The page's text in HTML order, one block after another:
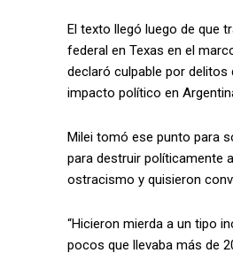
El texto llegó luego de que
federal en Texas en el
declaró culpable por
impacto político en
Milei tomó ese punto para
para destruir políticamente
ostracismo y quisieron
“Hicieron mierda a un tipo
pocos que llevaba más de